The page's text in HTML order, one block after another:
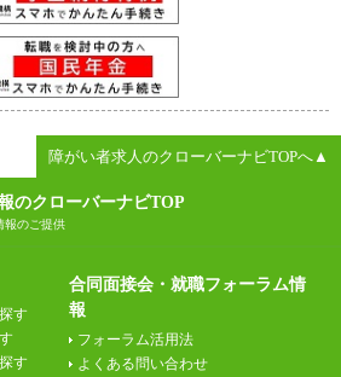
障がい者求人のクローバーナビTOPへ▲
のクローバーナビTOP
報のご提供
す
す
合同面接会・就職フォーラム情
報
フォーラム活用法
よくある問い合わせ